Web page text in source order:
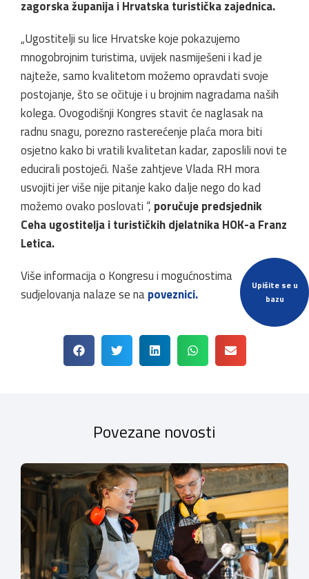
Upišite se u
bazu
zagorska županija i Hrvatska turistička zajednica.
„Ugostitelji su lice Hrvatske koje pokazujemo
mnogobrojnim turistima, uvijek nasmiješeni i kad je
najteže, samo kvalitetom možemo opravdati svoje
postojanje, što se očituje i u brojnim nagradama naših
kolega. Ovogodišnji Kongres stavit će naglasak na
radnu snagu, porezno rasterećenje plaća mora biti
osjetno kako bi vratili kvalitetan kadar, zaposlili novi te
educirali postojeći. Naše zahtjeve Vlada RH mora
usvojiti jer više nije pitanje kako dalje nego do kad
možemo ovako poslovati “, poručuje predsjednik
Ceha ugostitelja i turističkih djelatnika HOK-a Franz
Letica.
Više informacija o Kongresu i mogućnostima
sudjelovanja nalaze se napoveznici.
Povezane novosti